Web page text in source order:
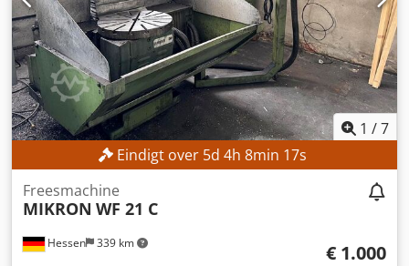
1 /7
Eindigt over 5d 4h 8min 15s
Hessen 339 km
Freesmachine
MIKRON WF 21 C
€ 1.000